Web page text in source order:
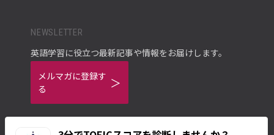
NEWSLETTER
英語学習に役立つ最新記事や情報をお届けします。
メルマガに登録す
る